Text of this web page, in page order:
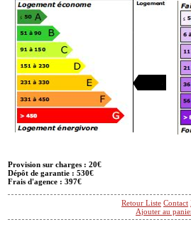
Provision sur charges : 20€
Dépôt de garantie : 530€
Frais d'agence : 397€
Retour Liste Contact
Ajouter au